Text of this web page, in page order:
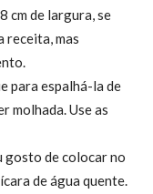
cm de largura, se
receita, mas
para espalhá-la de
molhada. Use as
gosto de colocar no
de água quente.